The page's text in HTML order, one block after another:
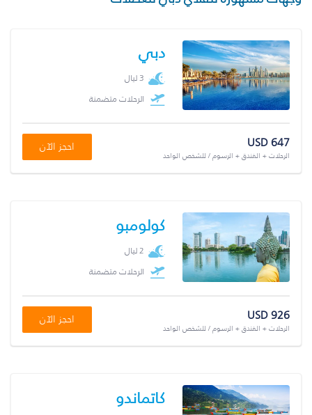
دبي
3 ليال
الرحلات متضمنة
USD 647
الرحلات + الفندق + الرسوم / للشخص الواحد
احجز الآن
كولومبو
2 ليال
الرحلات متضمنة
USD 926
الرحلات + الفندق + الرسوم / للشخص الواحد
احجز الآن
كاتماندو